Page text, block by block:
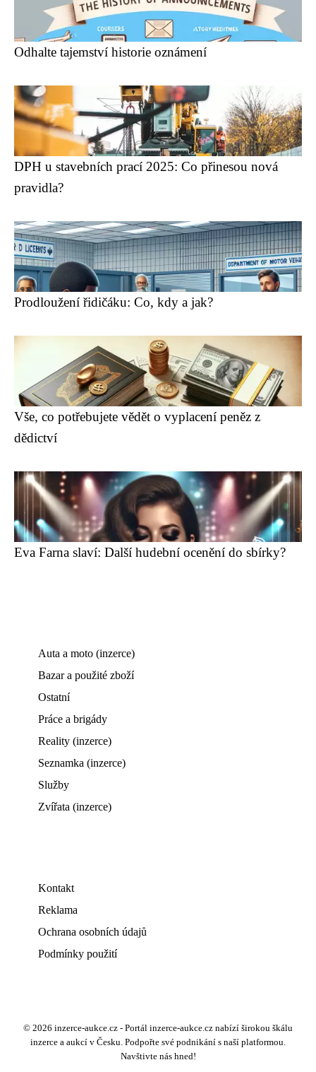
Odhalte tajemství historie oznámení
DPH u stavebních prací 2025: Co přinesou nová
pravidla?
Prodloužení řidičáku: Co, kdy a jak?
Vše, co potřebujete vědět o vyplacení peněz z
dědictví
Eva Farna slaví: Další hudební ocenění do sbírky?
Auta a moto (inzerce)
Bazar a použité zboží
Ostatní
Práce a brigády
Reality (inzerce)
Seznamka (inzerce)
Služby
Zvířata (inzerce)
Kontakt
Reklama
Ochrana osobních údajů
Podmínky použití
© 2026 inzerce-aukce.cz - Portál inzerce-aukce.cz nabízí širokou škálu
inzerce a aukcí v Česku. Podpořte své podnikání s naší platformou.
Navštivte nás hned!